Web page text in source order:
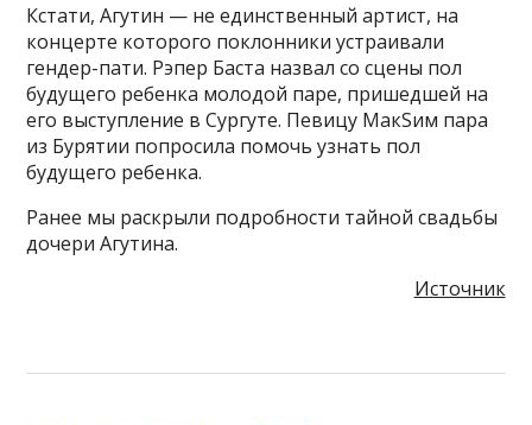
Кстати, Агутин — не единственный артист, на
концерте которого поклонники устраивали
гендер-пати. Рэпер Баста назвал со сцены пол
будущего ребенка молодой паре, пришедшей на
его выступление в Сургуте. Певицу МакSим пара
из Бурятии попросила помочь узнать пол
будущего ребенка.
Ранее мы раскрыли подробности тайной свадьбы
дочери Агутина.
Источник